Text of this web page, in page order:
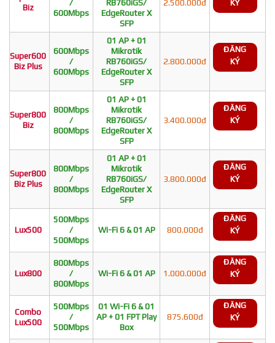
Biz
/
600Mbps
RB760iGS/
EdgeRouter X
SFP
2.500.000đ KÝ
Super600
Biz Plus
600Mbps
/
600Mbps
01 AP + 01
Mikrotik
RB760iGS/
EdgeRouter X
SFP
2.800.000đ
ĐĂNG
KÝ
Super800
Biz
800Mbps
/
800Mbps
01 AP + 01
Mikrotik
RB760iGS/
EdgeRouter X
SFP
3.400.000đ
ĐĂNG
KÝ
Super800
Biz Plus
800Mbps
/
800Mbps
01 AP + 01
Mikrotik
RB760iGS/
EdgeRouter X
SFP
3.800.000đ
ĐĂNG
KÝ
Lux500
500Mbps
/
500Mbps
Wi-Fi 6 & 01 AP 800.000đ
ĐĂNG
KÝ
Lux800
800Mbps
/
800Mbps
Wi-Fi 6 & 01 AP 1.000.000đ
ĐĂNG
KÝ
Combo
Lux500
500Mbps
/
500Mbps
01 Wi-Fi 6 & 01
AP + 01 FPT Play
Box
875.600đ
ĐĂNG
KÝ